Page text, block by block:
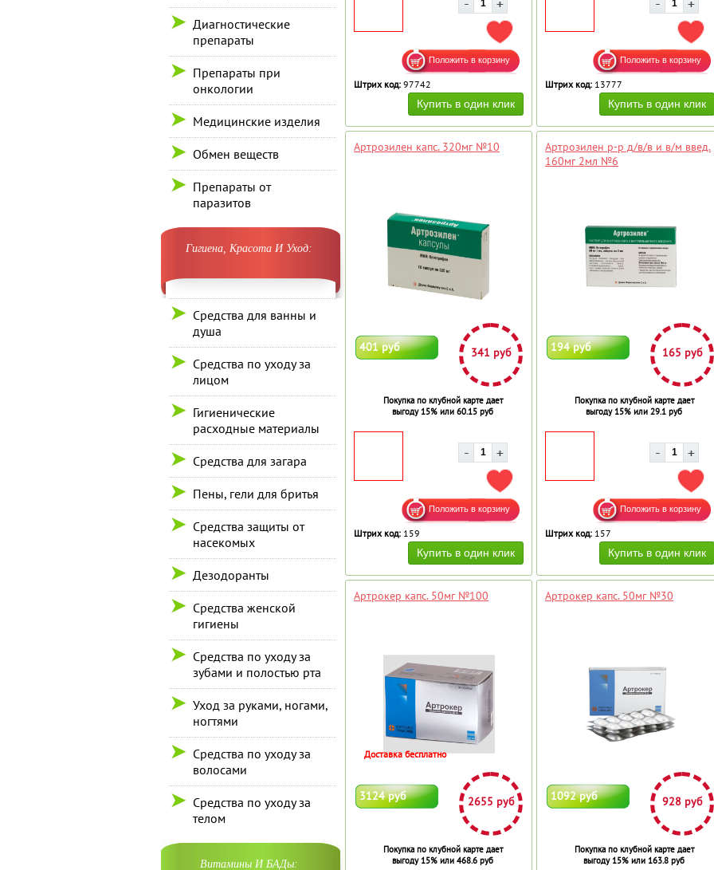
Диагностические
препараты
Препараты при
онкологии
Медицинские изделия
Обмен веществ
Препараты от
паразитов
Гигиена, Красота И Уход:
Средства для ванны и
душа
Средства по уходу за
лицом
Гигиенические
расходные материалы
Средства для загара
Пены, гели для бритья
Средства защиты от
насекомых
Дезодоранты
Средства женской
гигиены
Средства по уходу за
зубами и полостью рта
Уход за руками, ногами,
ногтями
Средства по уходу за
волосами
Средства по уходу за
телом
Витамины И БАДы:
ДОБАВИТЬ В ИЗБРАННОЕ
Штрих код: 97742 Штрих код: 13777
Артрозилен капс. 320мг №10
401 руб 341 руб
Покупка по клубной карте дает
выгоду 15% или 60.15 руб
ДОБАВИТЬ В ИЗБРАННОЕ
Штрих код: 159
Артрозилен р-р д/в/в и в/м введ.
160мг 2мл №6
194 руб 165 руб
Покупка по клубной карте дает
выгоду 15% или 29.1 руб
Штрих код: 157
Артрокер капс. 50мг №100
3124 руб 2655 руб
Покупка по клубной карте дает
выгоду 15% или 468.6 руб
Доставка бесплатно
Артрокер капс. 50мг №30
1092 руб 928 руб
Покупка по клубной карте дает
выгоду 15% или 163.8 руб